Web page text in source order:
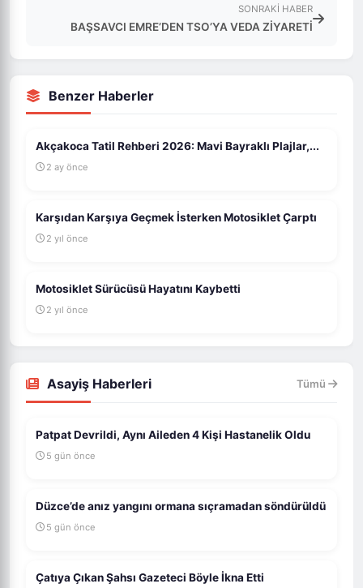
SONRAKI HABER
BAŞSAVCI EMRE’DEN TSO’YA VEDA ZİYARETİ
Benzer Haberler
Akçakoca Tatil Rehberi 2026: Mavi Bayraklı Plajlar,...
2 ay önce
Karşıdan Karşıya Geçmek İsterken Motosiklet Çarptı
2 yıl önce
Motosiklet Sürücüsü Hayatını Kaybetti
2 yıl önce
Asayiş Haberleri Tümü
Patpat Devrildi, Aynı Aileden 4 Kişi Hastanelik Oldu
5 gün önce
Düzce’de anız yangını ormana sıçramadan söndürüldü
5 gün önce
Çatıya Çıkan Şahsı Gazeteci Böyle İkna Etti